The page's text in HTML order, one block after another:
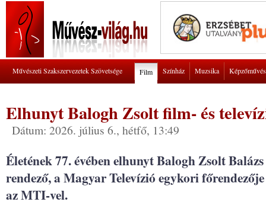
Művészeti Szakszervezetek Szövetsége Film Színház Muzsika
Elhunyt Balogh Zsolt film- és
Dátum: 2026. július 6., hétfő, 13:49
Életének 77. évében elhunyt Balogh Zsolt
rendező, a Magyar Televízió egykori
az MTI-vel.